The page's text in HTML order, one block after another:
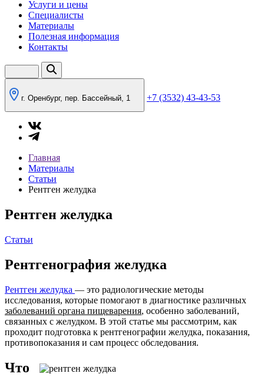
Услуги и цены
Специалисты
Материалы
Полезная информация
Контакты
г. Оренбург, пер. Бассейный, 1 +7 (3532) 43-43-53
Главная
Материалы
Статьи
Рентген желудка
Рентген желудка
Статьи
Рентгенография желудка
Рентген желудка — это радиологические методы
исследования, которые помогают в диагностике различных
заболеваний органа пищеварения, особенно заболеваний,
связанных с желудком. В этой статье мы рассмотрим, как
проходит подготовка к рентгенографии желудка, показания,
противопоказания и сам процесс обследования.
Что